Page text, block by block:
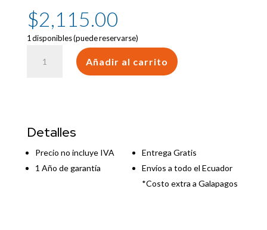
$2,115.00
1 disponibles (puede reservarse)
512GB
Añadir al carrito
Detalles
Precio no incluye IVA
1 Año de garantía
Entrega Gratis
Envíos a todo el Ecuador
*Costo extra a Galapagos